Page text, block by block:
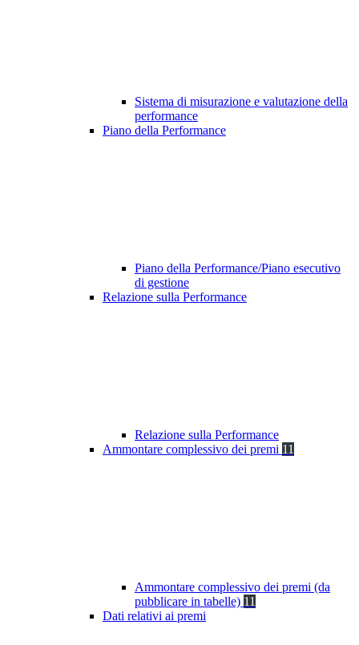
Sistema di misurazione e valutazione della
performance
Piano della Performance
Piano della Performance/Piano esecutivo
di gestione
Relazione sulla Performance
Relazione sulla Performance
Ammontare complessivo dei premi 11
Ammontare complessivo dei premi (da
pubblicare in tabelle) 11
Dati relativi ai premi